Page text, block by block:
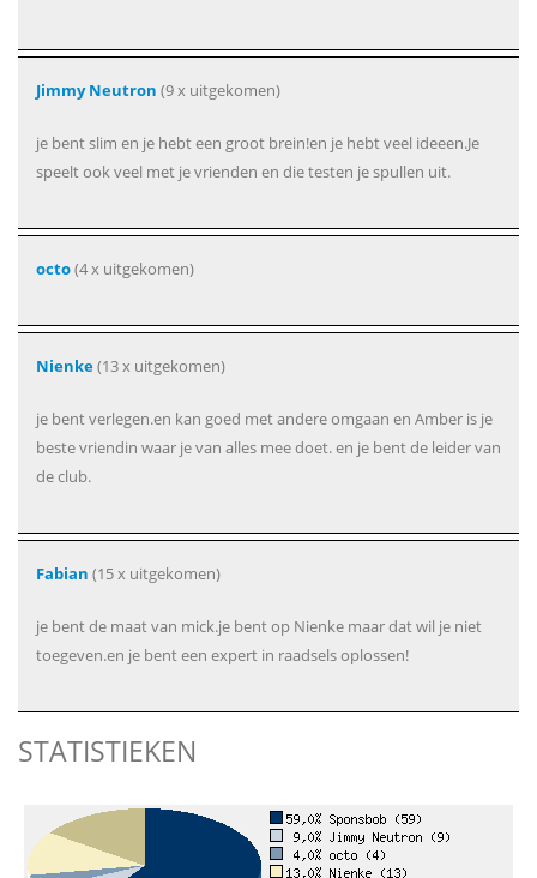
Jimmy Neutron (9 x uitgekomen)
je bent slim en je hebt een groot brein!en je hebt veel ideeen.Je
speelt ook veel met je vrienden en die testen je spullen uit.
octo(4 x uitgekomen)
Nienke(13 x uitgekomen)
je bent verlegen.en kan goed met andere omgaan en Amber is je
beste vriendin waar je van alles mee doet. en je bent de leider van
de club.
Fabian (15 x uitgekomen)
je bent de maat van mick.je bent op Nienke maar dat wil je niet
toegeven.en je bent een expert in raadsels oplossen!
STATISTIEKEN